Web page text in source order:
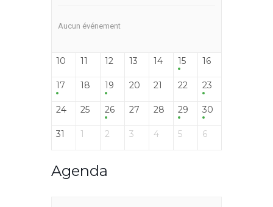
Aucun événement
10 11 12 13 14 15 16
17 18 19 20 21 22 23
24 25 26 27 28 29 30
31 1 2 3 4 5 6
Agenda